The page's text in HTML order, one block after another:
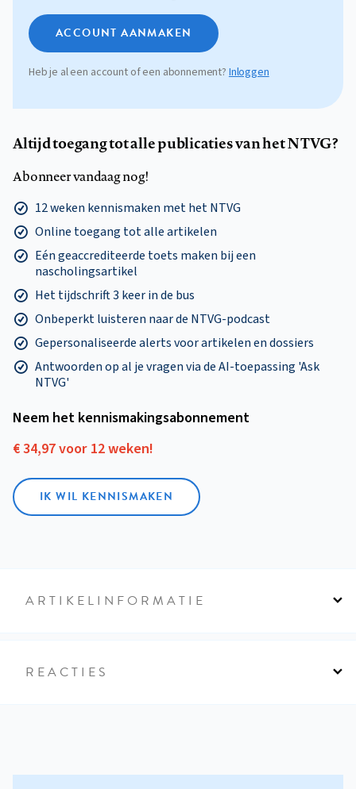
ACCOUNT AANMAKEN
Heb je al een account of een abonnement? Inloggen
Altijd toegang tot alle publicaties van het NTVG?
Abonneer vandaag nog!
12 weken kennismaken met het NTVG
Online toegang tot alle artikelen
Eén geaccrediteerde toets maken bij een
nascholingsartikel
Het tijdschrift 3 keer in de bus
Onbeperkt luisteren naar de NTVG-podcast
Gepersonaliseerde alerts voor artikelen en dossiers
Antwoorden op al je vragen via de AI-toepassing 'Ask
NTVG'
Neem het kennismakings­abonnement
€ 34,97 voor 12 weken!
IK WIL KENNISMAKEN
ARTIKELINFORMATIE
REACTIES